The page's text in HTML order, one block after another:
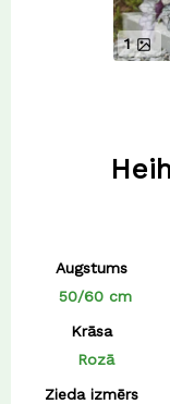
1
Augstums
50/60 cm
Krāsa
Rozā
Zieda izmērs